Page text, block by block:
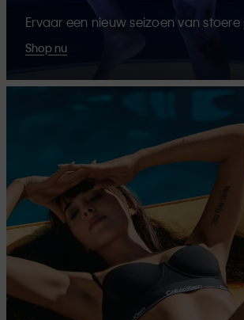
Ervaar een nieuw seizoen van
Shop nu